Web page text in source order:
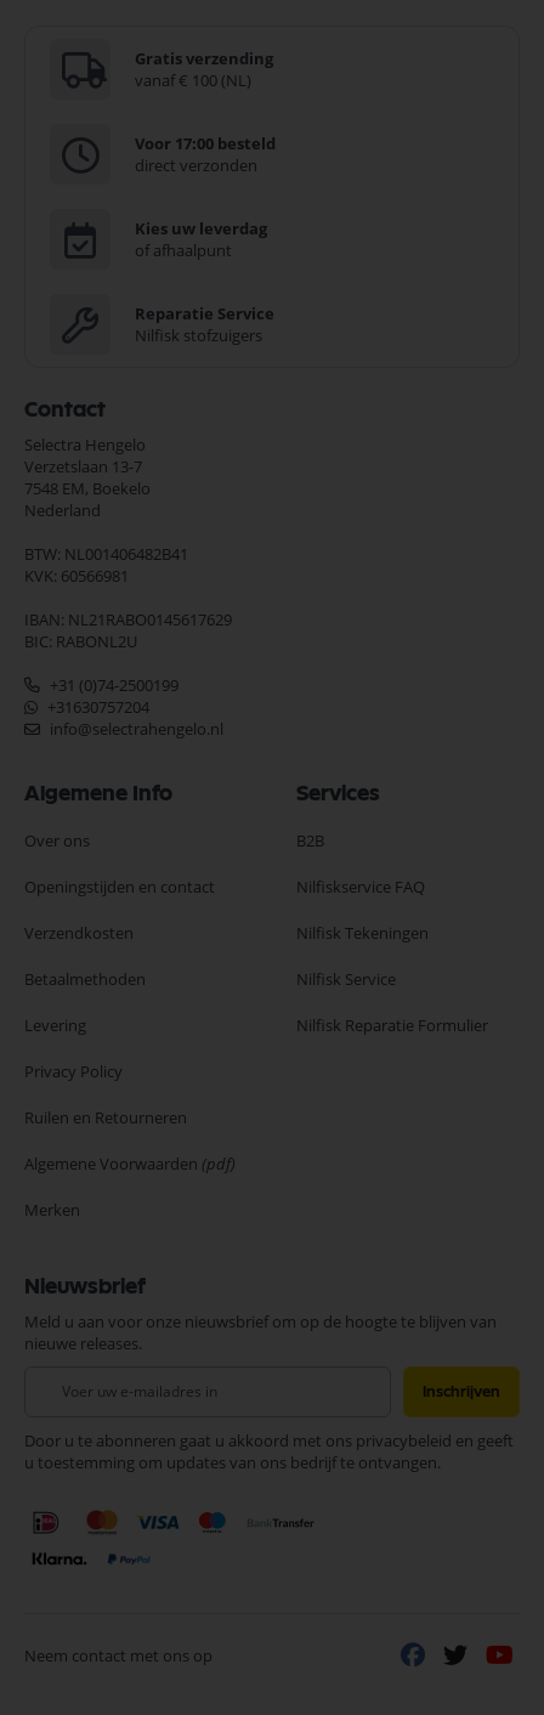
Gratis verzending
vanaf € 100 (NL)
Voor 17:00 besteld
direct verzonden
Kies uw leverdag
of afhaalpunt
Reparatie Service
Nilfisk stofzuigers
Contact
Selectra Hengelo
Verzetslaan 13-7
7548 EM, Boekelo
Nederland
BTW: NL001406482B41
KVK: 60566981
IBAN: NL21RABO0145617629
BIC: RABONL2U
+31 (0)74-2500199
+31630757204
info@selectrahengelo.nl
Algemene Info
Over ons
Openingstijden en contact
Verzendkosten
Betaalmethoden
Levering
Privacy Policy
Ruilen en Retourneren
Algemene Voorwaarden (pdf)
Merken
Services
B2B
Nilfiskservice FAQ
Nilfisk Tekeningen
Nilfisk Service
Nilfisk Reparatie Formulier
Nieuwsbrief
Meld u aan voor onze nieuwsbrief om op de hoogte te blijven van
nieuwe releases.
onze
nieuwsbrief
Inschrijven
Door u te abonneren gaat u akkoord met ons privacybeleid en geeft
u toestemming om updates van ons bedrijf te ontvangen.
Neem contact met ons op